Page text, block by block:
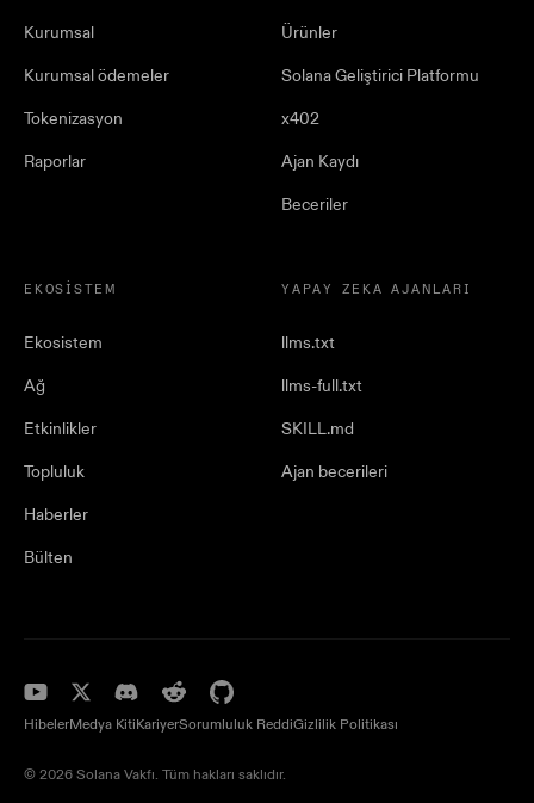
Kurumsal
Kurumsal ödemeler
Tokenizasyon
Raporlar
Ürünler
Solana Geliştirici Platformu
x402
Ajan Kaydı
Beceriler
EKOSISTEM
Ekosistem
Ağ
Etkinlikler
Topluluk
Haberler
Bülten
YAPAY ZEKA AJANLARI
llms.txt
llms-full.txt
SKILL.md
Ajan becerileri
HibelerMedya KitiKariyerSorumluluk ReddiGizlilik Politikası
© 2026 Solana Vakfı. Tüm hakları saklıdır.